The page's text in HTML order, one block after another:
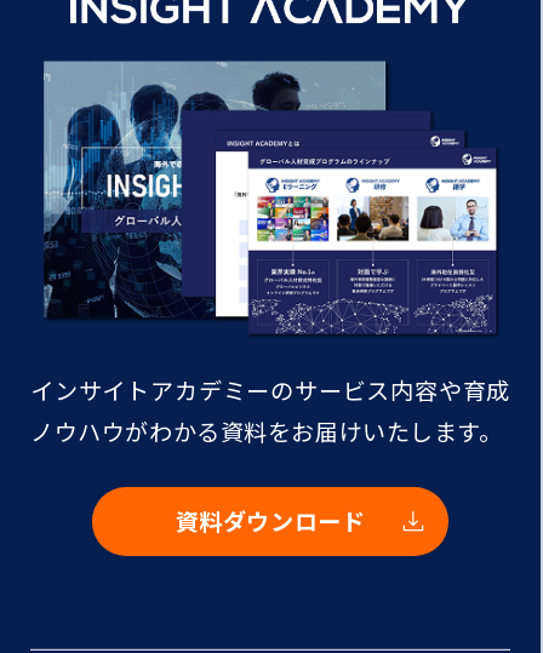
インサイトアカデミーのサービス内容や育成
ノウハウがわかる資料をお届けいたします。
資料ダウンロード